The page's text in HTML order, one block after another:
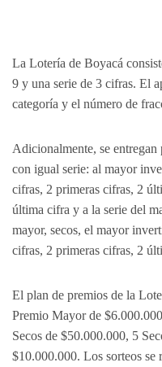
La Lotería de Boyacá
9 y una serie de 3 cifras. El
categoría y el número de
Adicionalmente, se
con igual serie: al mayor
cifras, 2 primeras cifras, 2
última cifra y a la serie del
mayor, secos, el mayor
cifras, 2 primeras cifras, 2
El plan de premios de la
Premio Mayor de
Secos de $50.000.000, 5
$10.000.000. Los sorteos